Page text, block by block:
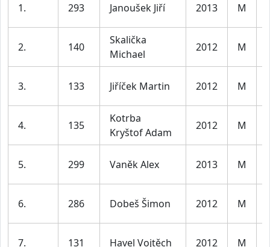
1. 293 Janoušek Jiří 2013 M
2. 140
Skalička
Michael
2012 M
3. 133 Jiříček Martin 2012 M
4. 135
Kotrba
Kryštof Adam
2012 M
5. 299 Vaněk Alex 2013 M
6. 286 Dobeš Šimon 2012 M
7. 131 Havel Vojtěch 2012 M